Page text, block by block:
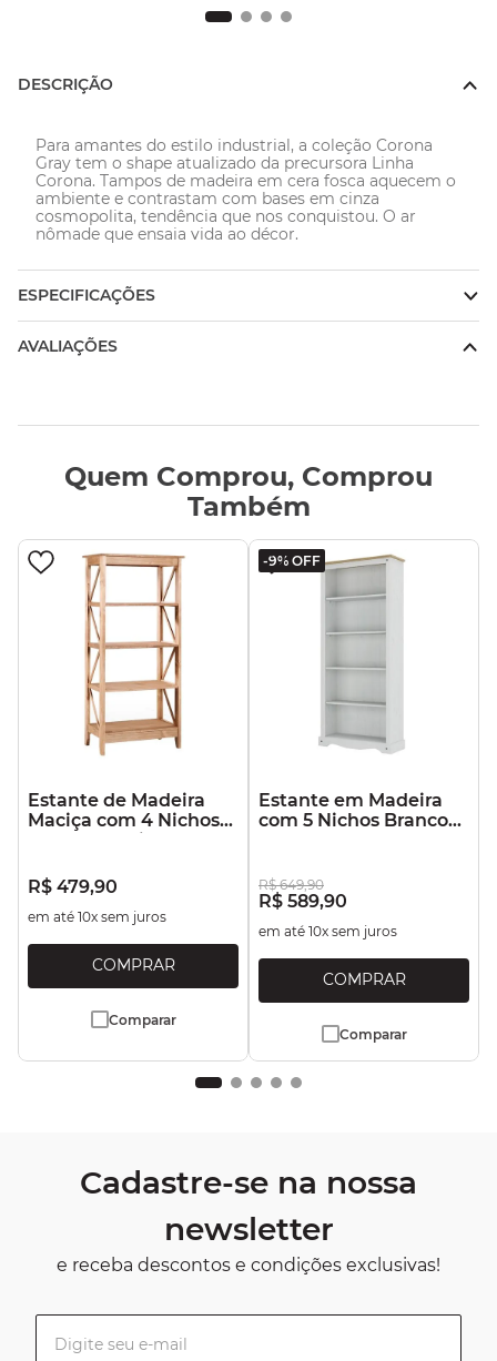
DESCRIÇÃO
Para amantes do estilo industrial, a coleção Corona
Gray tem o shape atualizado da precursora Linha
Corona. Tampos de madeira em cera fosca aquecem o
ambiente e contrastam com bases em cinza
cosmopolita, tendência que nos conquistou. O ar
nômade que ensaia vida ao décor.
ESPECIFICAÇÕES
AVALIAÇÕES
Quem Comprou, Comprou
Também
Estante de Madeira
Maciça com 4 Nichos
Marrom Antique
R$ 479,90
em até 10x sem juros
Comparar
-9% OFF
Estante em Madeira
com 5 Nichos Branco
R$ 649,90
R$ 589,90
em até 10x sem juros
Comparar
Cadastre-se na nossa
newsletter
e receba descontos e condições exclusivas!